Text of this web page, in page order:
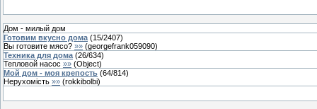
Дом - милый дом
Готовим вкусно дома (15/2407)
Вы готовите мясо? »» (georgefrank059090)
Техника для дома (26/634)
Тепловой насос »» (Object)
Мой дом - моя крепость (64/814)
Нерухомість »» (rokkibolbi)